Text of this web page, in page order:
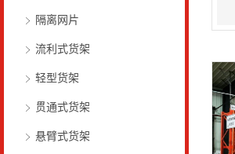
隔离网片
流利式货架
轻型货架
贯通式货架
悬臂式货架